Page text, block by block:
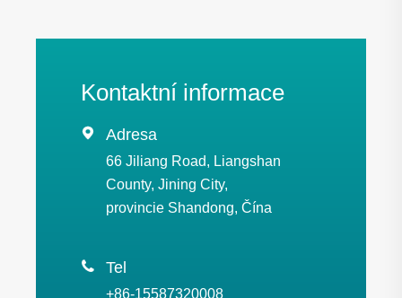
Kontaktní informace
 Adresa
66 Jiliang Road, Liangshan
County, Jining City,
provincie Shandong, Čína
 Tel
+86-15587320008